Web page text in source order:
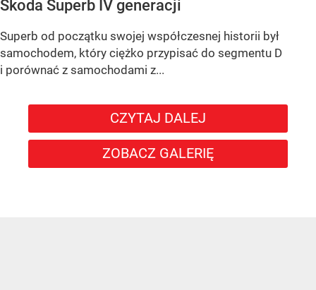
Skoda Superb IV generacji
Superb od początku swojej współczesnej historii był
samochodem, który ciężko przypisać do segmentu D
i porównać z samochodami z...
CZYTAJ DALEJ
ZOBACZ GALERIĘ